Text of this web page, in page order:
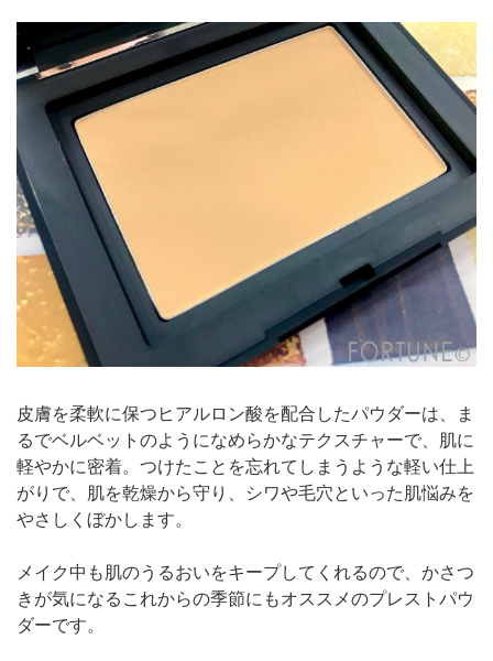
皮膚を柔軟に保つヒアルロン酸を配合したパウダーは、ま
るでベルベットのようになめらかなテクスチャーで、肌に
軽やかに密着。つけたことを忘れてしまうような軽い仕上
がりで、肌を乾燥から守り、シワや毛穴といった肌悩みを
やさしくぼかします。
メイク中も肌のうるおいをキープしてくれるので、かさつ
きが気になるこれからの季節にもオススメのプレストパウ
ダーです。